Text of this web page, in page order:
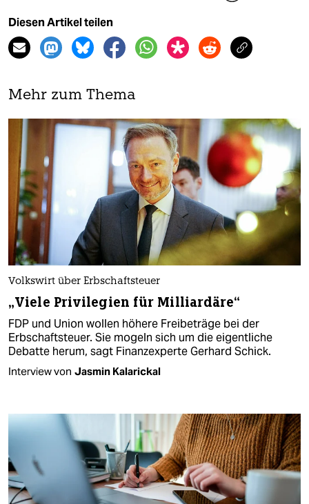
Diesen Artikel teilen
Mehr zum Thema
Volkswirt über Erbschaftsteuer
„Viele Privilegien für Milliardäre“
FDP und Union wollen höhere Freibeträge bei der
Erbschaftsteuer. Sie mogeln sich um die eigentliche
Debatte herum, sagt Finanzexperte Gerhard Schick.
Interview von Jasmin Kalarickal